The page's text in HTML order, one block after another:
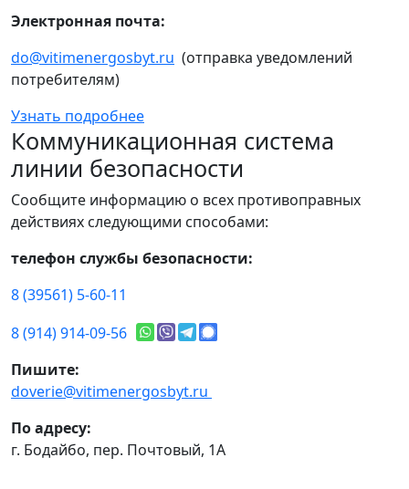
Электронная почта:
do@vitimenergosbyt.ru (отправка уведомлений
потребителям)
Узнать подробнее
Коммуникационная система
линии безопасности
Сообщите информацию о всех противоправных
действиях следующими способами:
телефон службы безопасности:
8 (39561) 5-60-11
8 (914) 914-09-56
Пишите:
doverie@vitimenergosbyt.ru
По адресу:
г. Бодайбо, пер. Почтовый, 1А